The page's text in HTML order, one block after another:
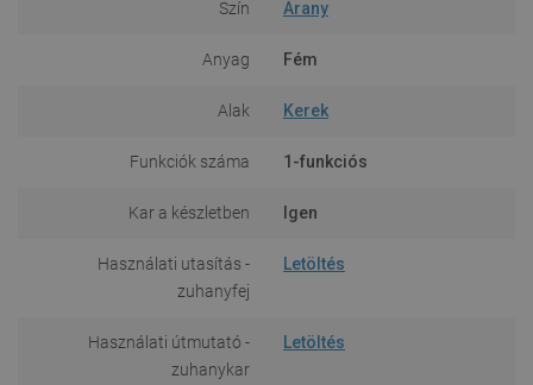
Szín Arany
Anyag Fém
Alak Kerek
Funkciók száma 1-funkciós
Kar a készletben Igen
Használati utasítás -
zuhanyfej
Letöltés
Használati útmutató -
zuhanykar
Letöltés